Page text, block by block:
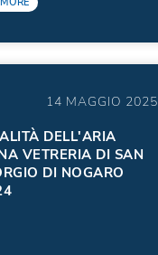
14 MAGGIO 2025
DELL'ARIA
VETRERIA DI SAN
DI NOGARO